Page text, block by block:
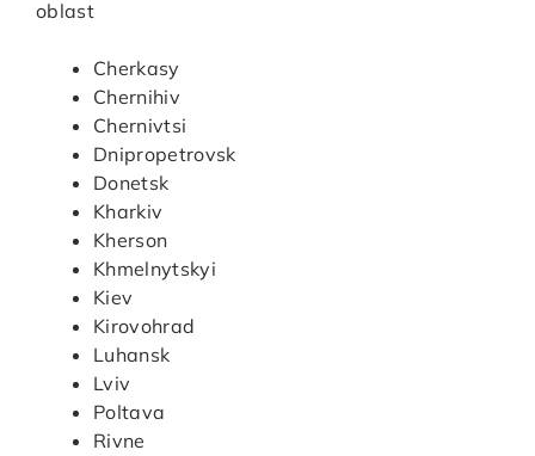
oblast
Cherkasy
Chernihiv
Chernivtsi
Dnipropetrovsk
Donetsk
Kharkiv
Kherson
Khmelnytskyi
Kiev
Kirovohrad
Luhansk
Lviv
Poltava
Rivne